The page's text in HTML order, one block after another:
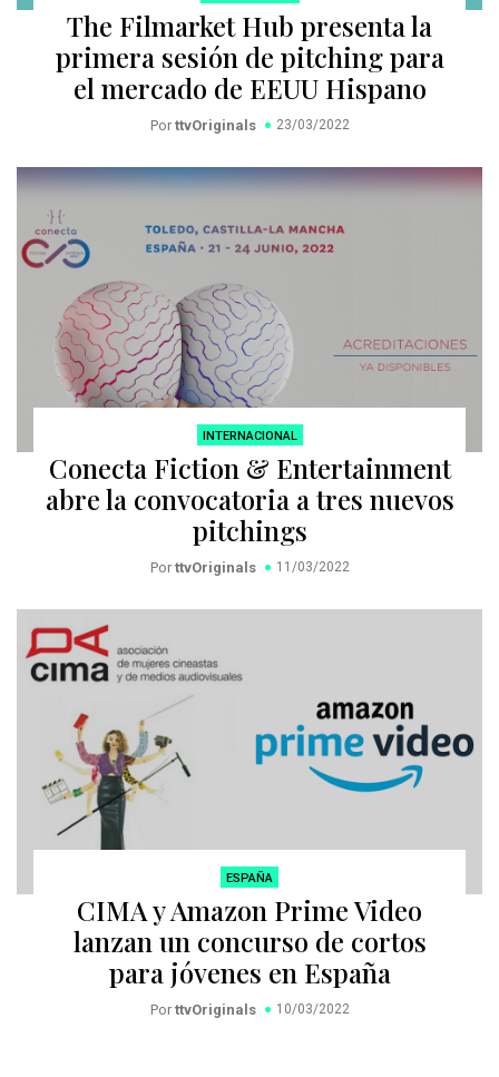
The Filmarket Hub presenta la
primera sesión de pitching para
el mercado de EEUU Hispano
Por ttvOriginals 23/03/2022
INTERNACIONAL
Conecta Fiction & Entertainment
abre la convocatoria a tres nuevos
pitchings
Por ttvOriginals 11/03/2022
ESPAÑA
CIMA y Amazon Prime Video
lanzan un concurso de cortos
para jóvenes en España
Por ttvOriginals 10/03/2022